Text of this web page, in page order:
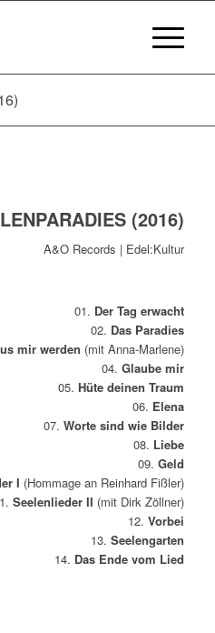
(2016)
A&O Records | Edel:Kultur
01. Der Tag erwacht
02. Das Paradies
mir werden (mit Anna-Marlene)
04.Glaube mir
05. Hüte deinen Traum
06. Elena
07.Worte sind wie Bilder
08. Liebe
09.Geld
I (Hommage an Reinhard Fißler)
Seelenlieder II (mit Dirk Zöllner)
12.Vorbei
13.Seelengarten
14. Das Ende vom Lied